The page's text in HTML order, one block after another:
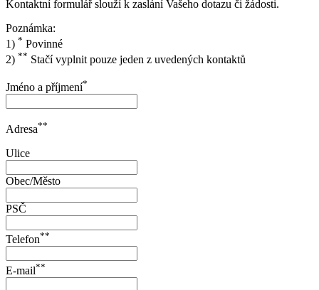
Kontaktní formulář slouží k zaslání Vašeho dotazu či žádosti.
Poznámka:
1) * Povinné
2) ** Stačí vyplnit pouze jeden z uvedených kontaktů
Jméno a příjmení*
Adresa**
Ulice
Obec/Město
PSČ
Telefon**
E-mail**